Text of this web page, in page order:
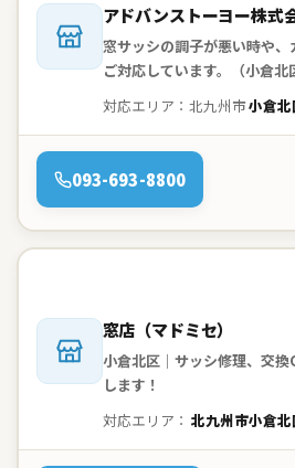
会社名：
アドバンストーヨー株式
窓サッシの調子が悪い時や、
ご対応しています。（小倉北
対応エリア：北九州市小倉北
電話：
093-693-8800
会社名：
窓店（マドミセ）
小倉北区｜サッシ修理、交
します！
対応エリア： 北九州市小倉北